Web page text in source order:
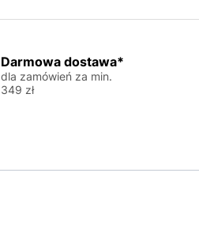
Darmowa dostawa*
dla zamówień za min.
349 zł